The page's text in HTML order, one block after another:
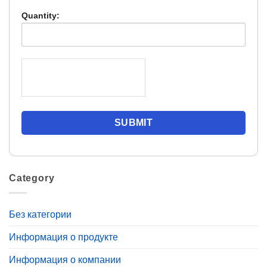
Quantity:
Category
Без категории
Информация о продукте
Информация о компании